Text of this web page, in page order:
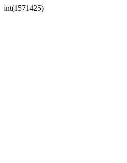
int(1571425)